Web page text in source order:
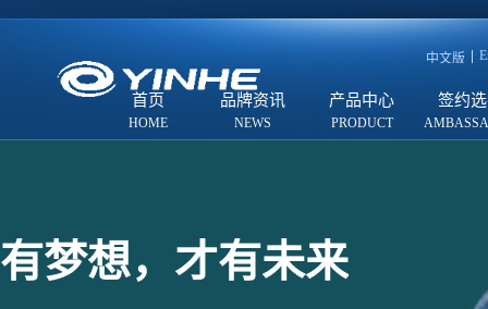
中文版
首页 品牌资讯 产品中心 签约
有梦想，才有未来